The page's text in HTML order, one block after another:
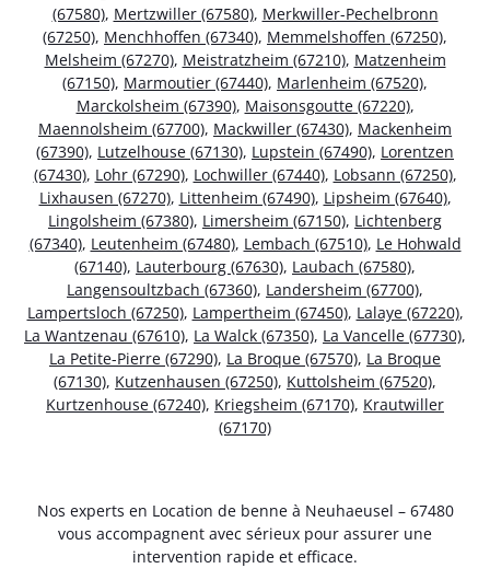
(67580), Mertzwiller (67580), Merkwiller-Pechelbronn
(67250), Menchhoffen (67340), Memmelshoffen (67250),
Melsheim (67270), Meistratzheim (67210), Matzenheim
(67150), Marmoutier (67440), Marlenheim (67520),
Marckolsheim (67390), Maisonsgoutte (67220),
Maennolsheim (67700), Mackwiller (67430), Mackenheim
(67390), Lutzelhouse (67130), Lupstein (67490), Lorentzen
(67430), Lohr (67290), Lochwiller (67440), Lobsann (67250),
Lixhausen (67270), Littenheim (67490), Lipsheim (67640),
Lingolsheim (67380), Limersheim (67150), Lichtenberg
(67340), Leutenheim (67480), Lembach (67510), Le Hohwald
(67140), Lauterbourg (67630), Laubach (67580),
Langensoultzbach (67360), Landersheim (67700),
Lampertsloch (67250), Lampertheim (67450), Lalaye (67220),
La Wantzenau (67610), La Walck (67350), La Vancelle (67730),
La Petite-Pierre (67290), La Broque (67570), La Broque
(67130), Kutzenhausen (67250), Kuttolsheim (67520),
Kurtzenhouse (67240), Kriegsheim (67170), Krautwiller
(67170)
Nos experts en Location de benne à Neuhaeusel – 67480
vous accompagnent avec sérieux pour assurer une
intervention rapide et efficace.